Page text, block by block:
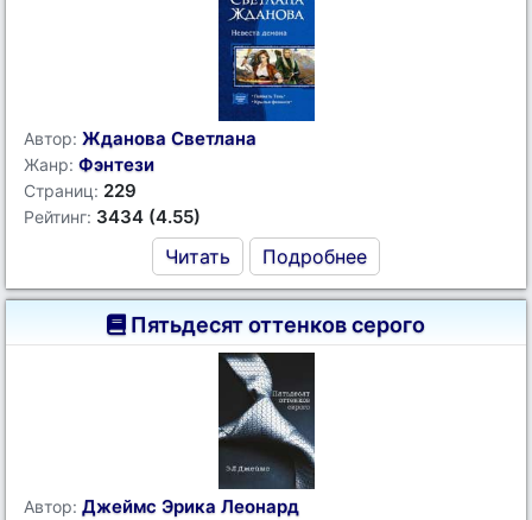
Автор: Жданова Светлана
Жанр: Фэнтези
Страниц: 229
Рейтинг: 3434 (4.55)
Читать Подробнее
Пятьдесят оттенков серого
Автор: Джеймс Эрика Леонард